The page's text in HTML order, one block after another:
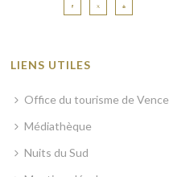
LIENS UTILES
Office du tourisme de Vence
Médiathèque
Nuits du Sud